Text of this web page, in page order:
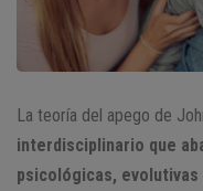
La teoría del apego de
interdisciplinario que
psicológicas,